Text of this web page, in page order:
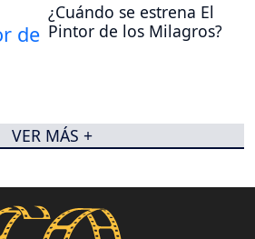
¿Cuándo se estrena El
Pintor de los Milagros?
VER MÁS +